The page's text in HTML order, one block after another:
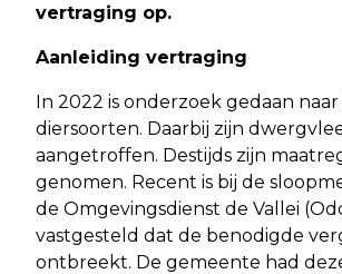
vertraging op.
Aanleiding vertraging
In 2022 is onderzoek gedaan
diersoorten. Daarbij zijn
aangetroffen. Destijds zijn
genomen. Recent is bij de
de Omgevingsdienst de Vallei
vastgesteld dat de benodigde
ontbreekt. De gemeente had